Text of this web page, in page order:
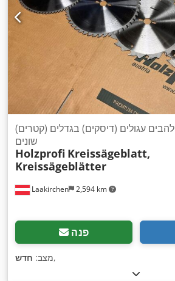
Laakirchen 2,594 km
להבים עגולים (דיסקים) בגדלים (קטרים)
שונים
Holzprofi Kreissägeblatt,
Kreissägeblätter
פנה
מצב: חדש ,